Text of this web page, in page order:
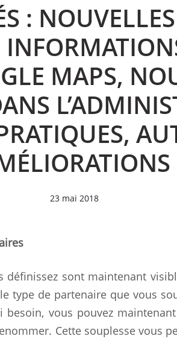
:
MAPS,
23 mai 2018
définissez sont maintenant
type de partenaire que vous
besoin, vous pouvez
Cette souplesse vous